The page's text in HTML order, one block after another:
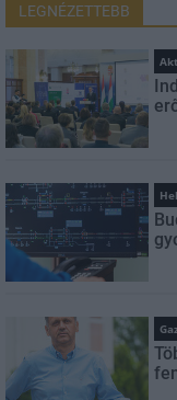
LEGNÉZETTEBB